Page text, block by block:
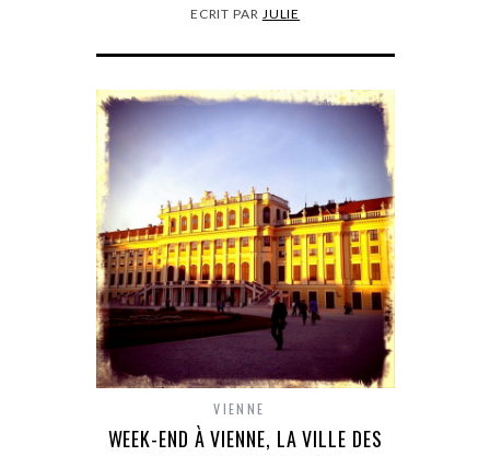
ECRIT PAR JULIE
VIENNE
WEEK-END À VIENNE, LA VILLE DES